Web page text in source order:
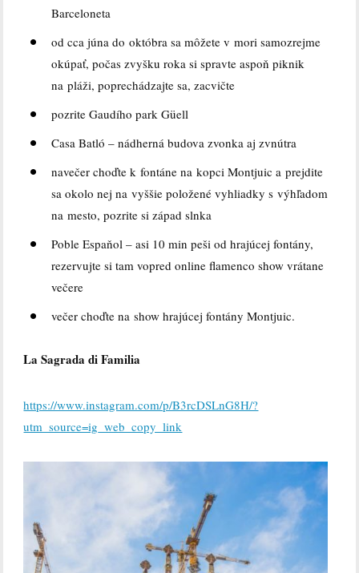
Barceloneta
od cca júna do októbra sa môžete v mori samozrejme
okúpať, počas zvyšku roka si spravte aspoň piknik
na pláži, poprechádzajte sa, zacvičte
pozrite Gaudího park Güell
Casa Batló – nádherná budova zvonka aj zvnútra
navečer choďte k fontáne na kopci Montjuic a prejdite
sa okolo nej na vyššie položené vyhliadky s výhľadom
na mesto, pozrite si západ slnka
Poble Espaňol – asi 10 min peši od hrajúcej fontány,
rezervujte si tam vopred online flamenco show vrátane
večere
večer choďte na show hrajúcej fontány Montjuic.
La Sagrada di Familia
https://www.instagram.com/p/B3rcDSLnG8H/?
utm_source=ig_web_copy_link